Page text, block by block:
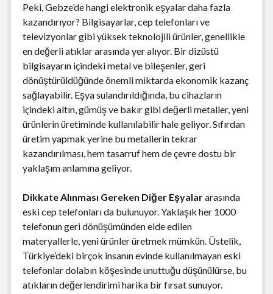
Peki, Gebze’de hangi elektronik eşyalar daha fazla
kazandırıyor? Bilgisayarlar, cep telefonları ve
televizyonlar gibi yüksek teknolojili ürünler, genellikle
en değerli atıklar arasında yer alıyor. Bir dizüstü
bilgisayarın içindeki metal ve bileşenler, geri
dönüştürüldüğünde önemli miktarda ekonomik kazanç
sağlayabilir. Eşya sulandırıldığında, bu cihazların
içindeki altın, gümüş ve bakır gibi değerli metaller, yeni
ürünlerin üretiminde kullanılabilir hale geliyor. Sıfırdan
üretim yapmak yerine bu metallerin tekrar
kazandırılması, hem tasarruf hem de çevre dostu bir
yaklaşım anlamına geliyor.
Dikkate Alınması Gereken Diğer Eşyalararasında
eski cep telefonları da bulunuyor. Yaklaşık her 1000
telefonun geri dönüşümünden elde edilen
materyallerle, yeni ürünler üretmek mümkün. Üstelik,
Türkiye’deki birçok insanın evinde kullanılmayan eski
telefonlar dolabın köşesinde unuttuğu düşünülürse, bu
atıkların değerlendirimi harika bir fırsat sunuyor.